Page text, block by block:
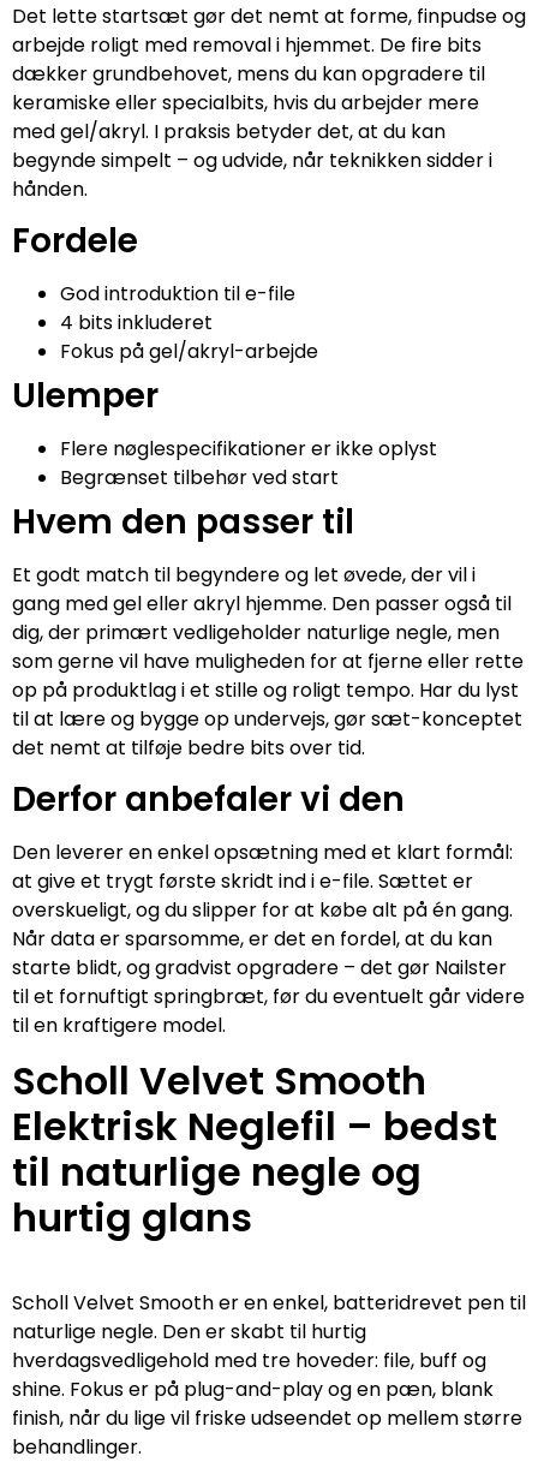
Det lette startsæt gør det nemt at forme, finpudse og
arbejde roligt med removal i hjemmet. De fire bits
dækker grundbehovet, mens du kan opgradere til
keramiske eller specialbits, hvis du arbejder mere
med gel/akryl. I praksis betyder det, at du kan
begynde simpelt – og udvide, når teknikken sidder i
hånden.
Fordele
God introduktion til e-file
4 bits inkluderet
Fokus på gel/akryl-arbejde
Ulemper
Flere nøglespecifikationer er ikke oplyst
Begrænset tilbehør ved start
Hvem den passer til
Et godt match til begyndere og let øvede, der vil i
gang med gel eller akryl hjemme. Den passer også til
dig, der primært vedligeholder naturlige negle, men
som gerne vil have muligheden for at fjerne eller rette
op på produktlag i et stille og roligt tempo. Har du lyst
til at lære og bygge op undervejs, gør sæt-konceptet
det nemt at tilføje bedre bits over tid.
Derfor anbefaler vi den
Den leverer en enkel opsætning med et klart formål:
at give et trygt første skridt ind i e-file. Sættet er
overskueligt, og du slipper for at købe alt på én gang.
Når data er sparsomme, er det en fordel, at du kan
starte blidt, og gradvist opgradere – det gør Nailster
til et fornuftigt springbræt, før du eventuelt går videre
til en kraftigere model.
Scholl Velvet Smooth
Elektrisk Neglefil – bedst
til naturlige negle og
hurtig glans
Scholl Velvet Smooth er en enkel, batteridrevet pen til
naturlige negle. Den er skabt til hurtig
hverdagsvedligehold med tre hoveder: file, buff og
shine. Fokus er på plug-and-play og en pæn, blank
finish, når du lige vil friske udseendet op mellem større
behandlinger.